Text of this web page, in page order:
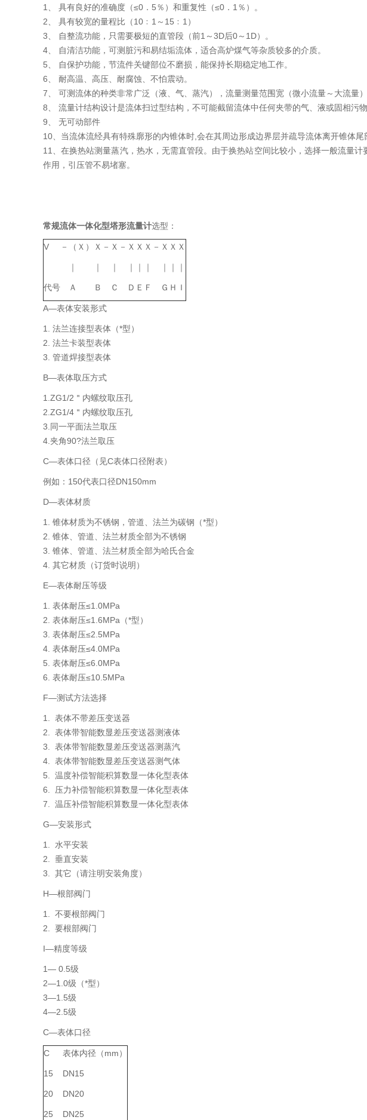
1、 具有良好的准确度（≤0．5％）和重复性（≤0．1％）。
2、 具有较宽的量程比（10﹕1～15﹕1）
3、 自整流功能，只需要极短的直管段（前1～3D后0～1D）。
4、 自清洁功能，可测脏污和易结垢流体，适合高炉煤气等杂质较多的介质。
5、 自保护功能，节流件关键部位不磨损，能保持长期稳定地工作。
6、 耐高温、高压、耐腐蚀、不怕震动。
7、 可测流体的种类非常广泛（液、气、蒸汽），流量测量范围宽（微小流量～大流量
8、 流量计结构设计是流体扫过型结构，不可能截留流体中任何夹带的气、液或固相污
9、 无可动部件
10、当流体流经具有特殊廓形的内锥体时,会在其周边形成边界层并疏导流体离开锥体尾
11、在换热站测量蒸汽，热水，无需直管段。由于换热站空间比较小，选择一般流量
作用，引压管不易堵塞。
常规流体一体化型塔形流量计选型：
V － （Ｘ） Ｘ － Ｘ － Ｘ Ｘ Ｘ － Ｘ Ｘ Ｘ
｜ ｜ ｜ ｜ ｜ ｜ ｜ ｜ ｜
代号 Ａ Ｂ Ｃ Ｄ Ｅ Ｆ Ｇ Ｈ Ｉ
A—表体安装形式
1. 法兰连接型表体（*型）
2. 法兰卡装型表体
3. 管道焊接型表体
B—表体取压方式
1.ZG1/2＂内螺纹取压孔
2.ZG1/4＂内螺纹取压孔
3.同一平面法兰取压
4.夹角90?法兰取压
C—表体口径（见C表体口径附表）
例如：150代表口径DN150mm
D—表体材质
1. 锥体材质为不锈钢，管道、法兰为碳钢（*型）
2. 锥体、管道、法兰材质全部为不锈钢
3. 锥体、管道、法兰材质全部为哈氏合金
4. 其它材质（订货时说明）
E—表体耐压等级
1. 表体耐压≤1.0MPa
2. 表体耐压≤1.6MPa（*型）
3. 表体耐压≤2.5MPa
4. 表体耐压≤4.0MPa
5. 表体耐压≤6.0MPa
6. 表体耐压≤10.5MPa
F—测试方法选择
1. 表体不带差压变送器
2. 表体带智能数显差压变送器测液体
3. 表体带智能数显差压变送器测蒸汽
4. 表体带智能数显差压变送器测气体
5. 温度补偿智能积算数显一体化型表体
6. 压力补偿智能积算数显一体化型表体
7. 温压补偿智能积算数显一体化型表体
G—安装形式
1. 水平安装
2. 垂直安装
3. 其它（请注明安装角度）
H—根部阀门
1. 不要根部阀门
2. 要根部阀门
I—精度等级
1— 0.5级
2—1.0级（*型）
3—1.5级
4—2.5级
C—表体口径
C 表体内径（mm）
15 DN15
20 DN20
25 DN25